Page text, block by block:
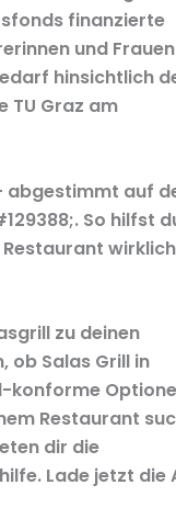
finanzierte
und
hinsichtlich
TU Graz am
abgestimmt auf
So hilfst
zu deinen
ob Salas Grill in
konforme
Restaurant
dir die
Lade jetzt die